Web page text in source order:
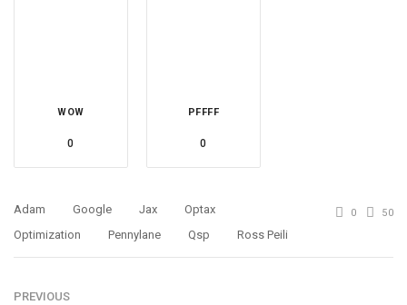
WOW
0
PFFFF
0
Adam Google Jax
Optax
Optimization
Pennylane Qsp Ross Peili
0 50
PREVIOUS